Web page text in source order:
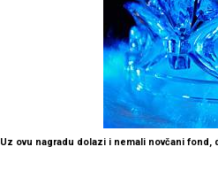
Uz ovu nagradu dolazi i nemali novčani fond,